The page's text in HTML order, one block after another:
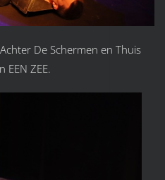
De Schermen en Thuis
ZEE.